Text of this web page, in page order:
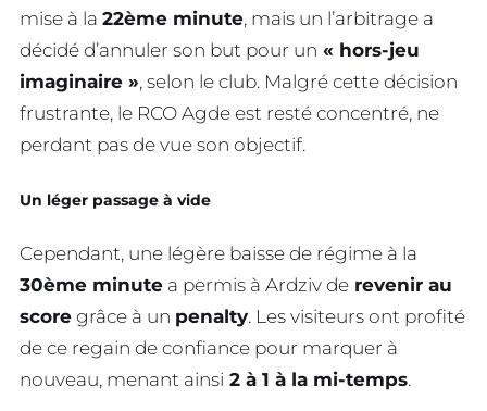
mise à la 22ème minute, mais un l’arbitrage a
décidé d’annuler son but pour un « hors-jeu
imaginaire », selon le club. Malgré cette décision
frustrante, le RCO Agde est resté concentré, ne
perdant pas de vue son objectif.
Un léger passage à vide
Cependant, une légère baisse de régime à la
30ème minute a permis à Ardziv de revenir au
score grâce à un penalty. Les visiteurs ont profité
de ce regain de confiance pour marquer à
nouveau, menant ainsi 2 à 1 à la mi-temps.